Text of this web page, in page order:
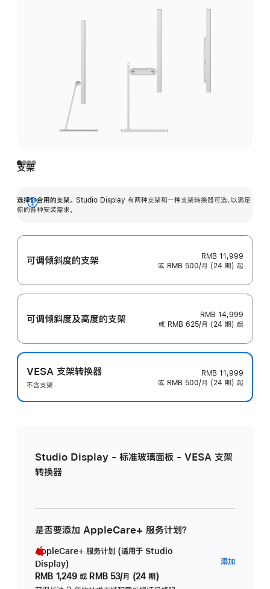
支架
选择你合用的支架。 Studio Display 有两种支架和一种支架转换器可选，以满足
你的各种安装需求。
展
可调倾斜度的支架
RMB 11,999
或 RMB 500/月 (24 期) 起
可调倾斜度及高‍度的支‍架
RMB 14,999
或 RMB 625/月 (24 期) 起
VESA 支架转换器
不含支架
RMB 11,999
或 RMB 500/月 (24 期) 起
Studio Display - 标准玻璃面板 - VESA 支架
转换器
是否要添加 AppleCare+ 服务计划？
AppleCare+ 服务计划 (适用于 Studio
Display)
RMB 1,249 或 RMB 53/月 (24 期)
添加